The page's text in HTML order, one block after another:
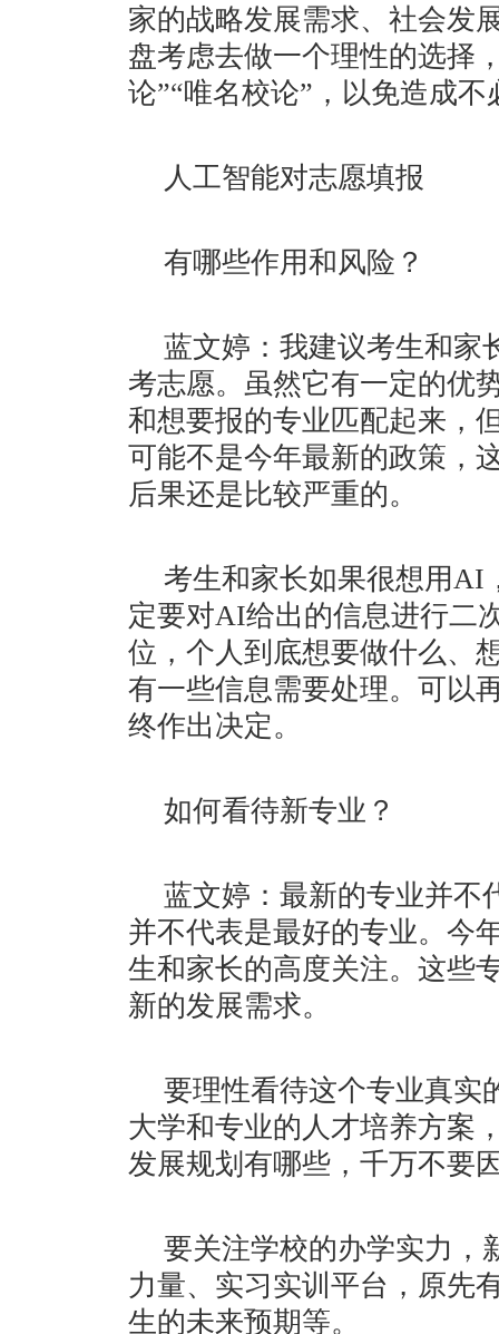
家的战略发展需求、社会发
盘考虑去做一个理性的选择
论”“唯名校论”，以免造成
人工智能对志愿填报
有哪些作用和风险？
蓝文婷：我建议考生和家
考志愿。虽然它有一定的优
和想要报的专业匹配起来，
可能不是今年最新的政策，
后果还是比较严重的。
考生和家长如果很想用AI
定要对AI给出的信息进行二
位，个人到底想要做什么、
有一些信息需要处理。可以
终作出决定。
如何看待新专业？
蓝文婷：最新的专业并不
并不代表是最好的专业。今
生和家长的高度关注。这些
新的发展需求。
要理性看待这个专业真实
大学和专业的人才培养方案
发展规划有哪些，千万不要
要关注学校的办学实力，
力量、实习实训平台，原先
生的未来预期等。